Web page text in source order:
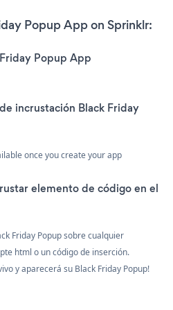
Popup App on Sprinklr:
Popup App
incrustación Black Friday
once you create your app
elemento de código en el
Friday Popup sobre cualquier
html o un código de inserción.
y aparecerá su Black Friday Popup!